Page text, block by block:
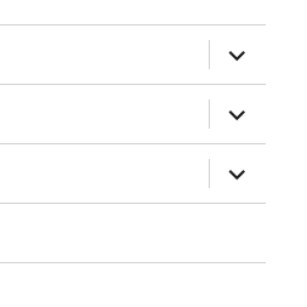
expande
el
menú
inferior
expande
el
menú
inferior
expande
el
menú